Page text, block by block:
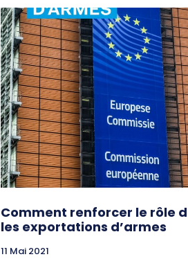
Comment renforcer le rôle
les exportations d’armes
11 Mai 2021